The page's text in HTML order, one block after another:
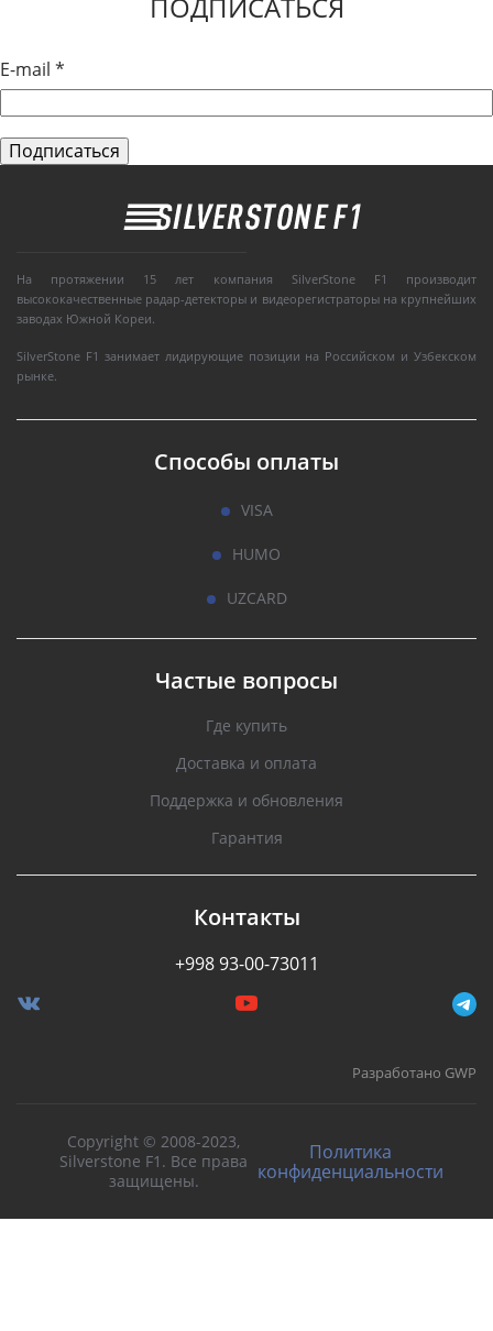
ПОДПИСАТЬСЯ
E-mail *
На протяжении 15 лет компания SilverStone F1 производит
высококачественные радар-детекторы и видеорегистраторы на крупнейших
заводах Южной Кореи.
SilverStone F1 занимает лидирующие позиции на Российском и Узбекском
рынке.
Способы оплаты
VISA
HUMO
UZCARD
Частые вопросы
Где купить
Доставка и оплата
Поддержка и обновления
Гарантия
Контакты
+998 93-00-73011
Разработано GWP
Copyright © 2008-2023,
Silverstone F1. Все права
защищены.
Политика
конфиденциальности